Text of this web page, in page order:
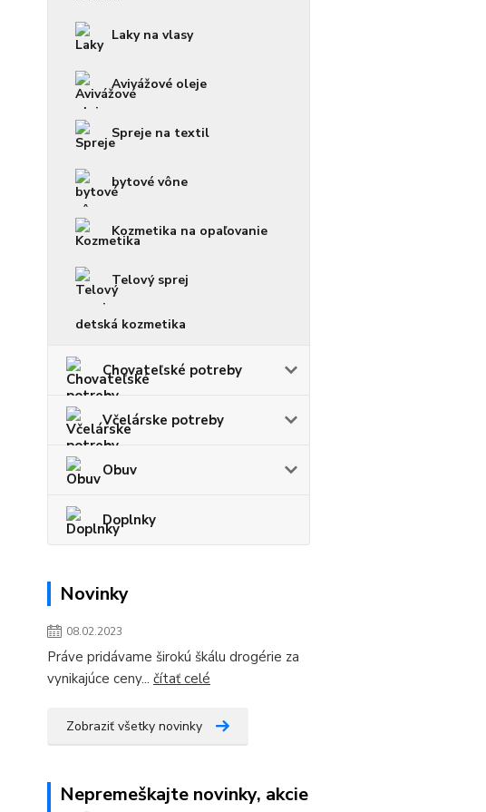
Laky na vlasy
Avivážové oleje
Spreje na textil
bytové vône
Kozmetika na opaľovanie
Telový sprej
detská kozmetika
Chovateľské potreby
Včelárske potreby
Obuv
Doplnky
Novinky
08.02.2023
Práve pridávame širokú škálu drogérie za
vynikajúce ceny... čítať celé
Zobraziť všetky novinky
Nepremeškajte novinky, akcie